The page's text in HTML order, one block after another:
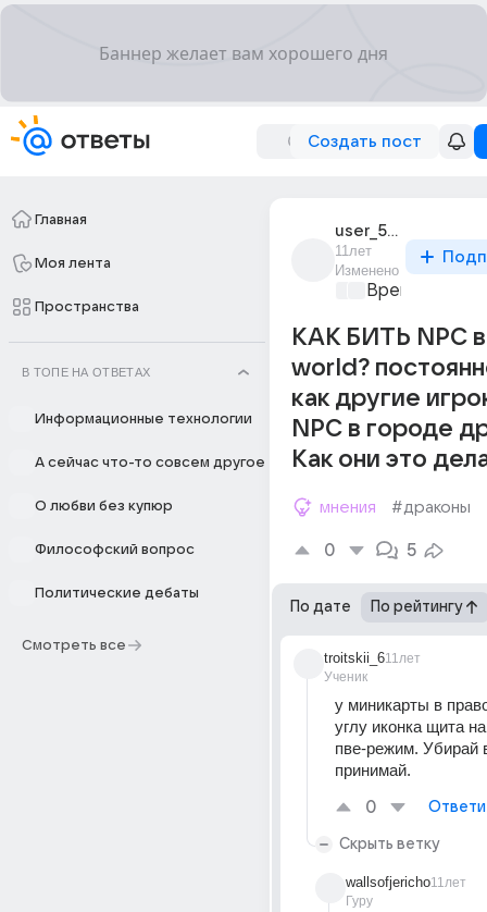
Создать пост
Главная
Моя лента
Пространства
В ТОПЕ НА ОТВЕТАХ
Информационные технологии
А сейчас что-то совсем другое
О любви без купюр
Философский вопрос
Политические дебаты
Смотреть все
user_50293348
11лет
Изменено
Время игр
КАК БИТЬ NPC
world?
как другие
NPC в городе
Как они это
мнения #драконы
0 5
По дате По рейтингу
troitskii_6
Ученик
11лет
у миникарты в
углу иконка щита
пве-режим. Убирай
принимай.
0
Скрыть ветку
wallsofjericho
Гуру
11лет